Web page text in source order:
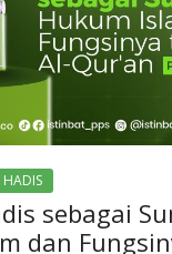
HADIS
sebagai
dan